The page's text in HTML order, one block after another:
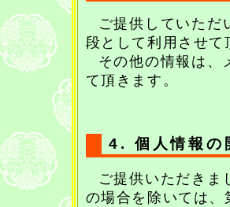
ご提供していただ
段として利用させて
その他の情報は、
て頂きます。
4. 個人情報の
ご提供いただきま
の場合を除いては